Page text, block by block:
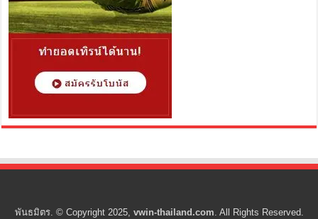
พันธมิตร. © Copyright 2025, vwin-thailand.com. All Rights Reserved.